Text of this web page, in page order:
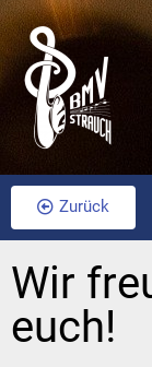
Zurück
Wir
euch!